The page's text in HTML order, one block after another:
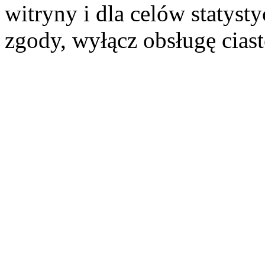
witryny i dla celów
zgody, wyłącz obsługę